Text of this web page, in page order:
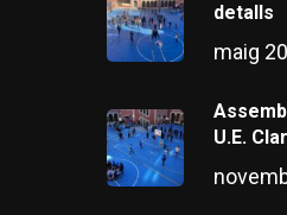
detalls
maig
U.E.